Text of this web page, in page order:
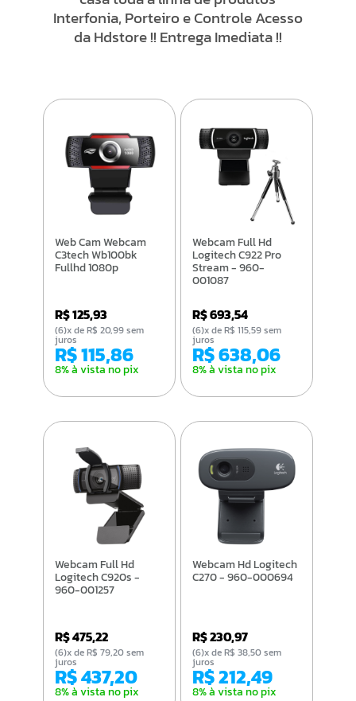
Interfonia, Porteiro e Controle Acesso
da Hdstore !! Entrega Imediata !!
Web Cam Webcam
C3tech Wb100bk
Fullhd 1080p
R$ 125,93
R$ 115,86
8% à vista no pix
(6)x de R$ 20,99 sem
juros
Webcam Full Hd
Logitech C922 Pro
Stream - 960-
001087
R$ 693,54
R$ 638,06
8% à vista no pix
(6)x de R$ 115,59 sem
juros
Webcam Full Hd
Logitech C920s -
960-001257
R$ 475,22
R$ 437,20
8% à vista no pix
(6)x de R$ 79,20 sem
juros
Webcam Hd Logitech
C270 - 960-000694
R$ 230,97
R$ 212,49
8% à vista no pix
(6)x de R$ 38,50 sem
juros